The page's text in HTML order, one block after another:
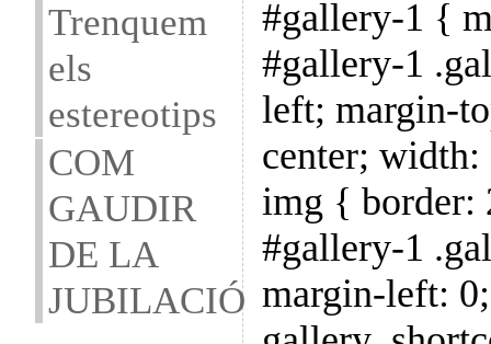
Trenquem
els
estereotips
COM
GAUDIR
DE LA
JUBILACIÓ
#gallery-1 {
#gallery-1
left; margin-
center;
img { border:
#gallery-1
margin-left: